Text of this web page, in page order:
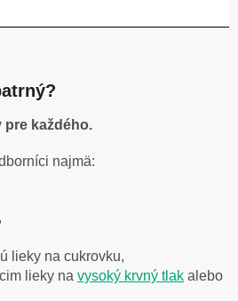
pre každého.
najmä:
lieky na cukrovku,
lieky na vysoký krvný tlak alebo